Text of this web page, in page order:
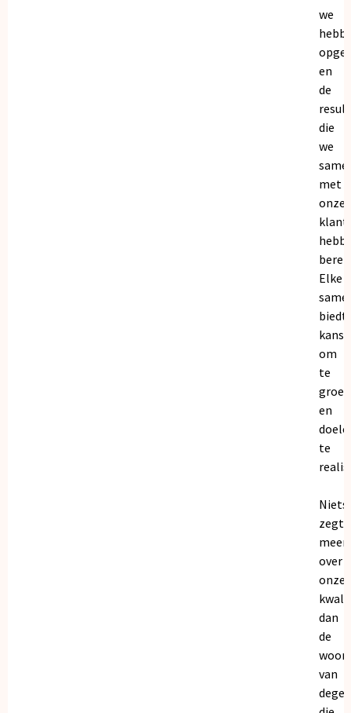
we
en
de
die
we
met
onze
Elke
biedt
om
te
en
te
Niets
zegt
meer
over
onze
dan
de
van